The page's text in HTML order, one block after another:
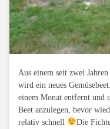
Aus einem seit zwei
wird ein neues
einem Monat entfernt und
Beet anzulegen, bevor
relativ schnell
Die